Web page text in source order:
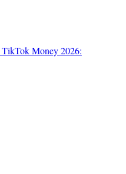
TikTok Money 2026: